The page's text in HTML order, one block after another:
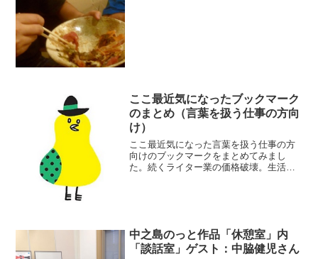
ここ最近気になったブックマーク
のまとめ（言葉を扱う仕事の方向
け）
ここ最近気になった言葉を扱う仕事の方
向けのブックマークをまとめてみまし
た。続くライター業の価格破壊。生活す
中之島のっと作品「休憩室」内
「談話室」ゲスト：中脇健児さん